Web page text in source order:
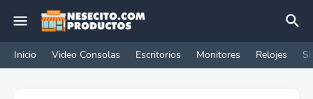
Inicio Video Consolas Escritorios Monitores Relojes